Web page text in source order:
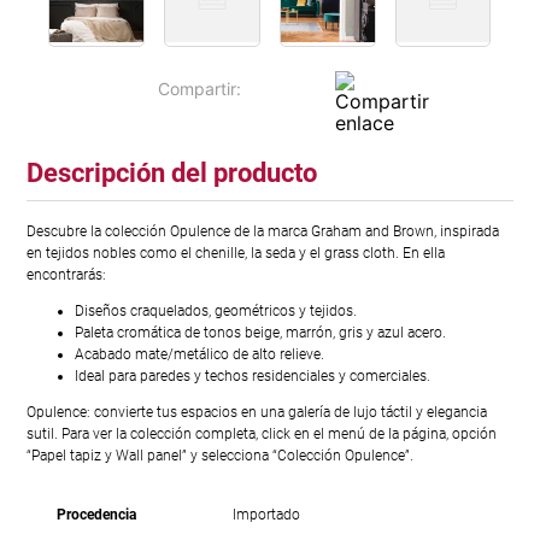
Descripción del producto
Descubre la colección Opulence de la marca Graham and Brown, inspirada
en tejidos nobles como el chenille, la seda y el grass cloth. En ella
encontrarás:
Diseños craquelados, geométricos y tejidos.
Paleta cromática de tonos beige, marrón, gris y azul acero.
Acabado mate/metálico de alto relieve.
Ideal para paredes y techos residenciales y comerciales.
Opulence: convierte tus espacios en una galería de lujo táctil y elegancia
sutil. Para ver la colección completa, click en el menú de la página, opción
“Papel tapiz y Wall panel” y selecciona “Colección Opulence”.
Procedencia Importado